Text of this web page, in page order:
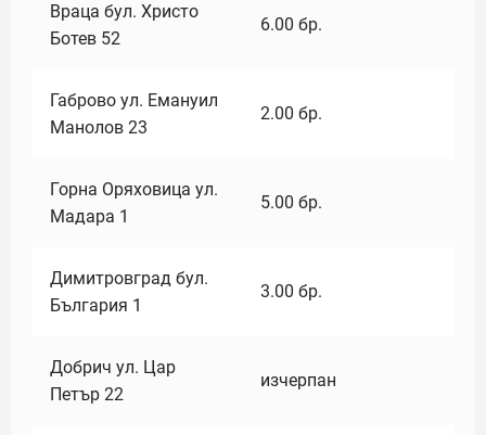
Враца бул. Христо
Ботев 52
6.00 бр.
Габрово ул. Емануил
Манолов 23
2.00 бр.
Горна Оряховица ул.
Мадара 1
5.00 бр.
Димитровград бул.
България 1
3.00 бр.
Добрич ул. Цар
Петър 22
изчерпан